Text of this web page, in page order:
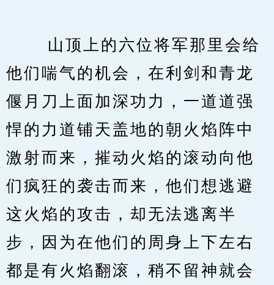
山顶上的六位将军那里会给
他们喘气的机会，在利剑和青龙
偃月刀上面加深功力，一道道强
悍的力道铺天盖地的朝火焰阵中
激射而来，摧动火焰的滚动向他
们疯狂的袭击而来，他们想逃避
这火焰的攻击，却无法逃离半
步，因为在他们的周身上下左右
都是有火焰翻滚，稍不留神就会